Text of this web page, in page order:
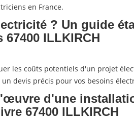
en France.
? Un guide
ILLKIRCH
les coûts potentiels d'un projet
devis précis pour vos besoins
d'une
67400 ILLKIRCH